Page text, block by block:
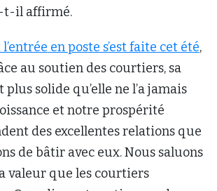
t-il affirmé.
en poste s’est faite cet été,
au soutien des courtiers, sa
solide qu’elle ne l’a jamais
et notre prospérité
des excellentes relations que
de bâtir avec eux. Nous saluons
valeur que les courtiers